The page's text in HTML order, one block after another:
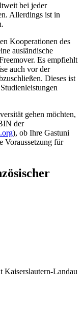
bei jeder
Allerdings ist in
Kooperationen des
ausländische
Es empfiehlt
auch vor der
Dieses ist
gehen möchten,
der
), ob Ihre Gastuni
Voraussetzung für
Kaiserslautern-Landau